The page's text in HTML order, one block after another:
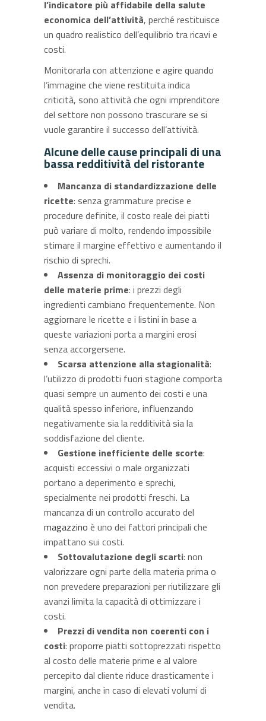
l’indicatore più affidabile della salute
economica dell’attività, perché restituisce
un quadro realistico dell’equilibrio tra ricavi e
costi.
Monitorarla con attenzione e agire quando
l’immagine che viene restituita indica
criticità, sono attività che ogni imprenditore
del settore non possono trascurare se si
vuole garantire il successo dell’attività.
Alcune delle cause principali di una
bassa redditività del ristorante
Mancanza di standardizzazione delle
ricette: senza grammature precise e
procedure definite, il costo reale dei piatti
può variare di molto, rendendo impossibile
stimare il margine effettivo e aumentando il
rischio di sprechi.
Assenza di monitoraggio dei costi
delle materie prime: i prezzi degli
ingredienti cambiano frequentemente. Non
aggiornare le ricette e i listini in base a
queste variazioni porta a margini erosi
senza accorgersene.
Scarsa attenzione alla stagionalità:
l’utilizzo di prodotti fuori stagione comporta
quasi sempre un aumento dei costi e una
qualità spesso inferiore, influenzando
negativamente sia la redditività sia la
soddisfazione del cliente.
Gestione inefficiente delle scorte:
acquisti eccessivi o male organizzati
portano a deperimento e sprechi,
specialmente nei prodotti freschi. La
mancanza di un controllo accurato del
magazzino è uno dei fattori principali che
impattano sui costi.
Sottovalutazione degli scarti: non
valorizzare ogni parte della materia prima o
non prevedere preparazioni per riutilizzare gli
avanzi limita la capacità di ottimizzare i
costi.
Prezzi di vendita non coerenti con i
costi: proporre piatti sottoprezzati rispetto
al costo delle materie prime e al valore
percepito dal cliente riduce drasticamente i
margini, anche in caso di elevati volumi di
vendita.